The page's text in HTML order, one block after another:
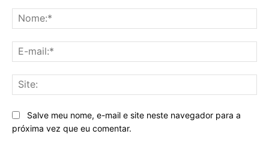
Salve meu nome, e-mail e site neste navegador para a
próxima vez que eu comentar.